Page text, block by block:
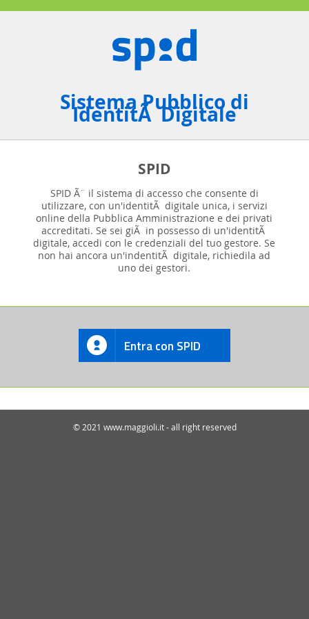
Sistema Pubblico di
IdentitÃ Digitale
SPID
SPID Ã¨ il sistema di accesso che consente di
utilizzare, con un'identitÃ digitale unica, i servizi
online della Pubblica Amministrazione e dei privati
accreditati. Se sei giÃ in possesso di un'identitÃ
digitale, accedi con le credenziali del tuo gestore. Se
non hai ancora un'indentitÃ digitale, richiedila ad
uno dei gestori.
Entra con SPID
© 2021 www.maggioli.it - all right reserved